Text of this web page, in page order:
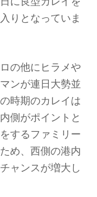
りとなっていま
の他にヒラメや
ンが連日大勢並
時期のカレイは
側がポイントと
するファミリー
め、西側の港内
ャンスが増大し